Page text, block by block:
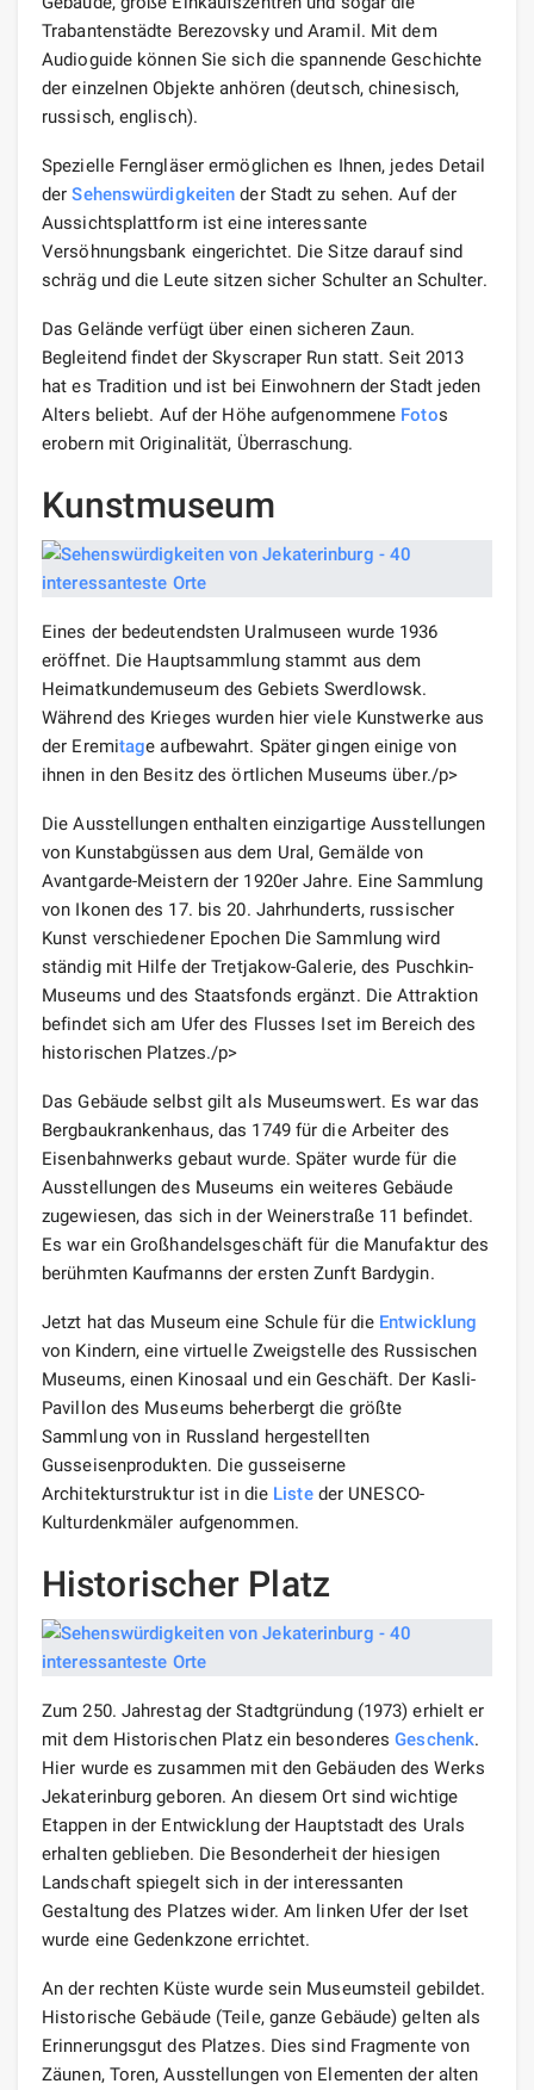
Trabantenstädte Berezovsky und Aramil. Mit dem
Audioguide können Sie sich die spannende Geschichte
der einzelnen Objekte anhören (deutsch, chinesisch,
russisch, englisch).
Spezielle Ferngläser ermöglichen es Ihnen, jedes Detail
derSehenswürdigkeiten der Stadt zu sehen. Auf der
Aussichtsplattform ist eine interessante
Versöhnungsbank eingerichtet. Die Sitze darauf sind
schräg und die Leute sitzen sicher Schulter an Schulter.
Das Gelände verfügt über einen sicheren Zaun.
Begleitend findet der Skyscraper Run statt. Seit 2013
hat es Tradition und ist bei Einwohnern der Stadt jeden
Alters beliebt. Auf der Höhe aufgenommene Fotos
erobern mit Originalität, Überraschung.
Kunstmuseum
Eines der bedeutendsten Uralmuseen wurde 1936
eröffnet. Die Hauptsammlung stammt aus dem
Heimatkundemuseum des Gebiets Swerdlowsk.
Während des Krieges wurden hier viele Kunstwerke aus
der Eremitage aufbewahrt. Später gingen einige von
ihnen in den Besitz des örtlichen Museums über./p>
Die Ausstellungen enthalten einzigartige Ausstellungen
von Kunstabgüssen aus dem Ural, Gemälde von
Avantgarde-Meistern der 1920er Jahre. Eine Sammlung
von Ikonen des 17. bis 20. Jahrhunderts, russischer
Kunst verschiedener Epochen Die Sammlung wird
ständig mit Hilfe der Tretjakow-Galerie, des Puschkin-
Museums und des Staatsfonds ergänzt. Die Attraktion
befindet sich am Ufer des Flusses Iset im Bereich des
historischen Platzes./p>
Das Gebäude selbst gilt als Museumswert. Es war das
Bergbaukrankenhaus, das 1749 für die Arbeiter des
Eisenbahnwerks gebaut wurde. Später wurde für die
Ausstellungen des Museums ein weiteres Gebäude
zugewiesen, das sich in der Weinerstraße 11 befindet.
Es war ein Großhandelsgeschäft für die Manufaktur des
berühmten Kaufmanns der ersten Zunft Bardygin.
Jetzt hat das Museum eine Schule für die Entwicklung
von Kindern, eine virtuelle Zweigstelle des Russischen
Museums, einen Kinosaal und ein Geschäft. Der Kasli-
Pavillon des Museums beherbergt die größte
Sammlung von in Russland hergestellten
Gusseisenprodukten. Die gusseiserne
Architekturstruktur ist in die Listeder UNESCO-
Kulturdenkmäler aufgenommen.
Historischer Platz
Zum 250. Jahrestag der Stadtgründung (1973) erhielt er
mit dem Historischen Platz ein besonderesGeschenk.
Hier wurde es zusammen mit den Gebäuden des Werks
Jekaterinburg geboren. An diesem Ort sind wichtige
Etappen in der Entwicklung der Hauptstadt des Urals
erhalten geblieben. Die Besonderheit der hiesigen
Landschaft spiegelt sich in der interessanten
Gestaltung des Platzes wider. Am linken Ufer der Iset
wurde eine Gedenkzone errichtet.
An der rechten Küste wurde sein Museumsteil gebildet.
Historische Gebäude (Teile, ganze Gebäude) gelten als
Erinnerungsgut des Platzes. Dies sind Fragmente von
Zäunen, Toren, Ausstellungen von Elementen der alten